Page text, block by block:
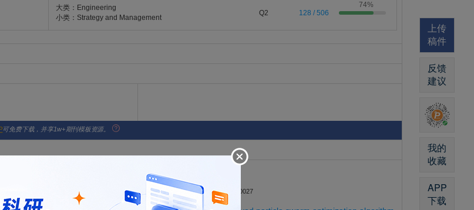
大类：Engineering
小类：Strategy and Management
Q2 128 / 506
74%
可免费下载，并享1w+期刊模板资源。
based on dual noise reduction
Zhang, Qiyue; Wang, Bin
ENGINEERING. 2026; Vol. , Issue , pp. -. DOI: 10.1108/JQME-04-2025-0027
上传
稿件
反馈
建议
我的
收藏
APP
下载